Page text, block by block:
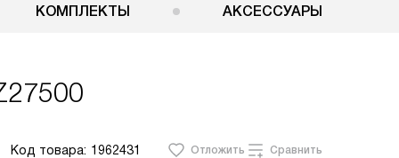
КОМПЛЕКТЫ АКСЕССУАРЫ
Код товара: 1962431 Отложить Сравнить